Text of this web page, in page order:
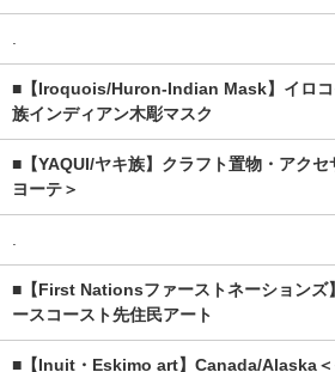
.
■【Iroquois/Huron-Indian Mask】イロコ
族インディアン木彫マスク
■【YAQUI/ヤキ族】クラフト置物・アク
ヨーテ＞
.
■【First Nationsファーストネーションズ
ースコースト先住民アート
■【Inuit・Eskimo art】Canada/Alaska＜